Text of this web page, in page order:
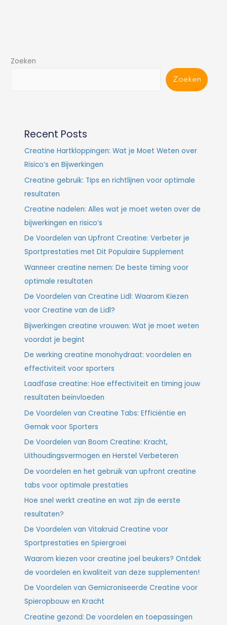
Zoeken
Zoeken
Recent Posts
Creatine Hartkloppingen: Wat je Moet Weten over
Risico’s en Bijwerkingen
Creatine gebruik: Tips en richtlijnen voor optimale
resultaten
Creatine nadelen: Alles wat je moet weten over de
bijwerkingen en risico’s
De Voordelen van Upfront Creatine: Verbeter je
Sportprestaties met Dit Populaire Supplement
Wanneer creatine nemen: De beste timing voor
optimale resultaten
De Voordelen van Creatine Lidl: Waarom Kiezen
voor Creatine van de Lidl?
Bijwerkingen creatine vrouwen: Wat je moet weten
voordat je begint
De werking creatine monohydraat: voordelen en
effectiviteit voor sporters
Laadfase creatine: Hoe effectiviteit en timing jouw
resultaten beïnvloeden
De Voordelen van Creatine Tabs: Efficiëntie en
Gemak voor Sporters
De Voordelen van Boom Creatine: Kracht,
Uithoudingsvermogen en Herstel Verbeteren
De voordelen en het gebruik van upfront creatine
tabs voor optimale prestaties
Hoe snel werkt creatine en wat zijn de eerste
resultaten?
De Voordelen van Vitakruid Creatine voor
Sportprestaties en Spiergroei
Waarom kiezen voor creatine joel beukers? Ontdek
de voordelen en kwaliteit van deze supplementen!
De Voordelen van Gemicroniseerde Creatine voor
Spieropbouw en Kracht
Creatine gezond: De voordelen en toepassingen